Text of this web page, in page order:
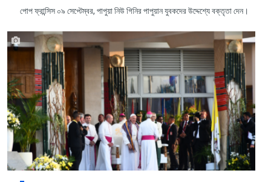
পোপ ফ্রান্সিস ০৯ সেপ্টেম্বর, পাপুয়া নিউ গিনির পাপুয়ান যুবকদের উদ্দেশ্যে বক্তৃতা দেন।